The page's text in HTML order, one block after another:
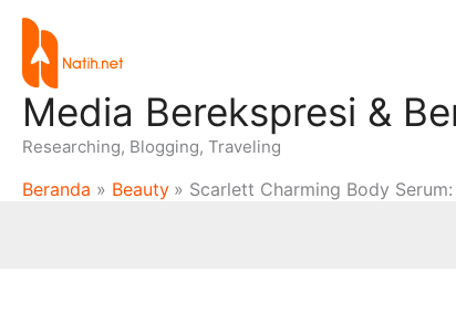
Lewati
konten
Media Berekspresi &
Researching, Blogging, Traveling
Beranda Beauty Scarlett Charming Body